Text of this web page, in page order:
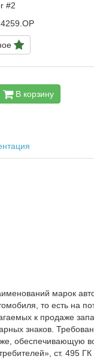
#2
В корзину
марок
то есть на
к продаже
знаков.
обеспечивающую
ст. 495 ГК